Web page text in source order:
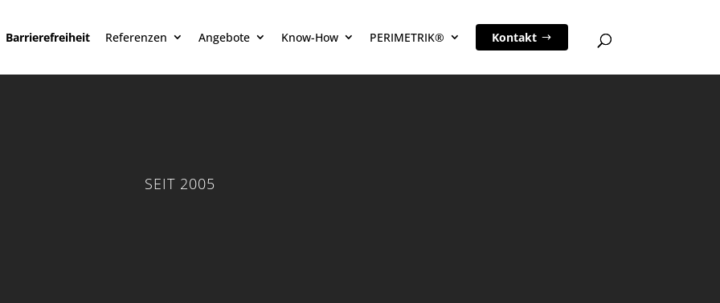
Barrierefreiheit Referenzen Angebote Know-How PERIMETRIK® Kontakt
SEIT 2005